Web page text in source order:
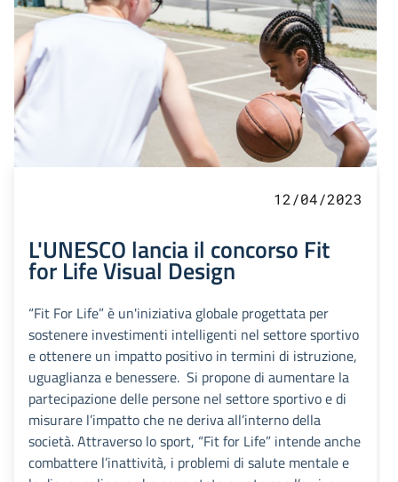
12/04/2023
L'UNESCO lancia il concorso Fit
for Life Visual Design
“Fit For Life” è un'iniziativa globale progettata per
sostenere investimenti intelligenti nel settore sportivo
e ottenere un impatto positivo in termini di istruzione,
uguaglianza e benessere. Si propone di aumentare la
partecipazione delle persone nel settore sportivo e di
misurare l’impatto che ne deriva all’interno della
società. Attraverso lo sport, “Fit for Life” intende anche
combattere l’inattività, i problemi di salute mentale e